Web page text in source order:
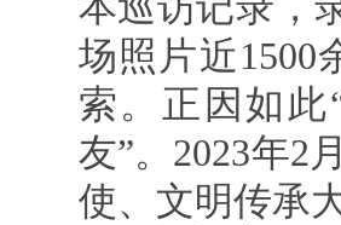
场照片近1500
索。正因如
友”。2023年2
使、文明传承